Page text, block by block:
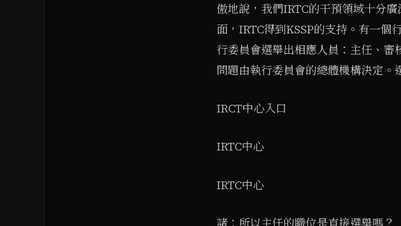
傲地說，我們IRTC的干預領域十分
面，IRTC得到KSSP的支持。有一個
行委員會選舉出相應人員：主任、
問題由執行委員會的總體機構決定。
IRCT中心入口
IRTC中心
IRTC中心